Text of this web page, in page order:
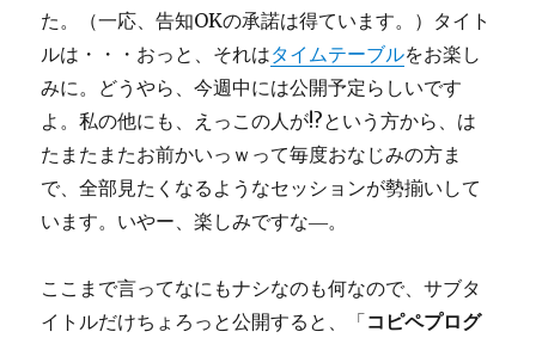
た。（一応、告知OKの承諾は得ています。）タイト
ルは・・・おっと、それはタイムテーブルをお楽し
みに。どうやら、今週中には公開予定らしいです
よ。私の他にも、えっこの人が!?という方から、は
たまたまたお前かいっｗって毎度おなじみの方ま
で、全部見たくなるようなセッションが勢揃いして
います。いやー、楽しみですな―。
ここまで言ってなにもナシなのも何なので、サブタ
イトルだけちょろっと公開すると、「コピペプログ